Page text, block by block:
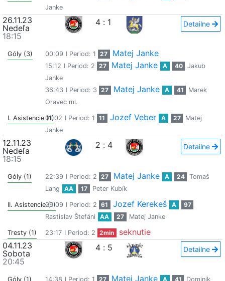
Janke
26.11.23
Nedeľa
18:15
4 : 1 Detailne
Góly (3) 00:09 I Period: 1 27 Matej Janke
15:12 I Period: 2 27 Matej Janke A 40
Jakub
Janke
36:43 I Period: 3 27 Matej Janke A 41
Marek
Oravec ml.
I. Asistencie (1)01:02 I Period: 1 11 Jozef Veber A 27
Matej
Janke
12.11.23
Nedeľa
18:15
2 : 4 Detailne
Góly (1) 22:39 I Period: 2 27 Matej Janke A 24
Tomaš
Lang
AA 17 Peter Kubík
II. Asistencie (1)
29:09 I Period: 2 61 Jozef Kerekeš A
97
Rastislav Štefáni
AA 27 Matej Janke
Tresty (1) 23:17 I Period: 2 2min
seknutie
04.11.23
Sobota
20:45
4 : 5 Detailne
Góly (1) 14:38 I Period: 1 27 Matej Janke A 41
Dominik